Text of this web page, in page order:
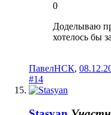
0
Доделываю
хотелось бы
ПавелНСК,
#14